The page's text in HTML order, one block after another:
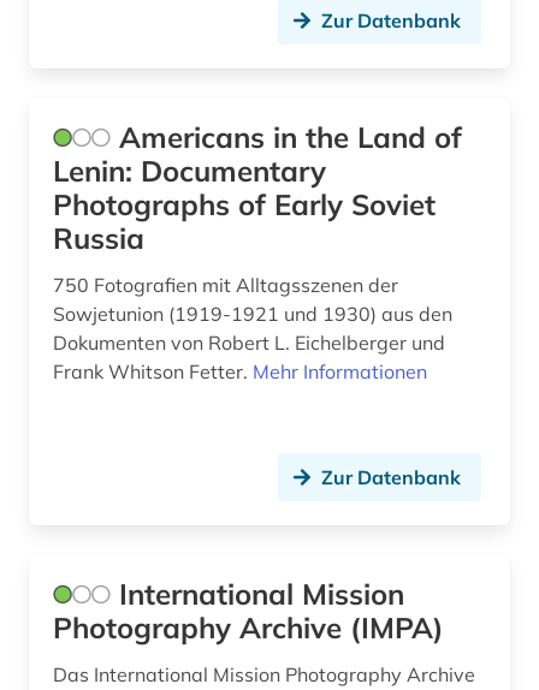
sowjetunion (2)
stockholm (1)
szenenfoto (1)
tanz (1)
textilien (5)
vektorgraphik (1)
video (5)
Zur Datenbank
Americans in the Land of
Lenin: Documentary
Photographs of Early Soviet
Russia
750 Fotografien mit Alltagsszenen der
Sowjetunion (1919-1921 und 1930) aus den
Dokumenten von Robert L. Eichelberger und
Frank Whitson Fetter. Mehr Informationen
Zur Datenbank
International Mission
Photography Archive (IMPA)
Das International Mission Photography Archive